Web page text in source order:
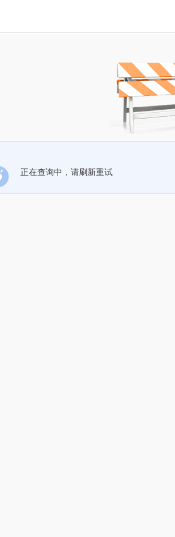
正在查询中，请刷新重试